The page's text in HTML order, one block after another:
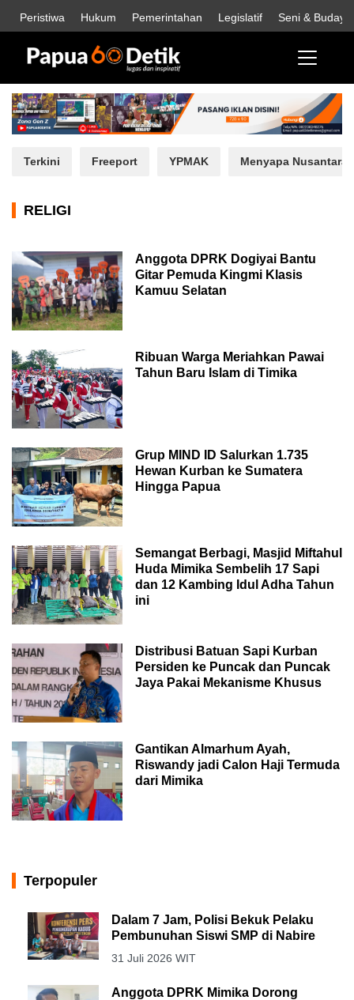
Peristiwa Hukum Pemerintahan Legislatif Seni & Budaya
Terkini Freeport YPMAK Menyapa Nusantara
RELIGI
Anggota DPRK Dogiyai Bantu
Gitar Pemuda Kingmi Klasis
Kamuu Selatan
Ribuan Warga Meriahkan Pawai
Tahun Baru Islam di Timika
Grup MIND ID Salurkan 1.735
Hewan Kurban ke Sumatera
Hingga Papua
Semangat Berbagi, Masjid Miftahul
Huda Mimika Sembelih 17 Sapi
dan 12 Kambing Idul Adha Tahun
ini
Distribusi Batuan Sapi Kurban
Persiden ke Puncak dan Puncak
Jaya Pakai Mekanisme Khusus
Gantikan Almarhum Ayah,
Riswandy jadi Calon Haji Termuda
dari Mimika
Terpopuler
Dalam 7 Jam, Polisi Bekuk Pelaku
Pembunuhan Siswi SMP di Nabire
31 Juli 2026 WIT
Anggota DPRK Mimika Dorong